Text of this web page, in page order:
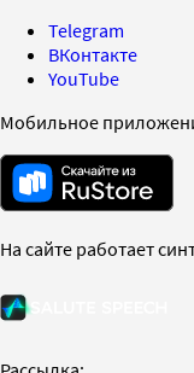
Telegram
ВКонтакте
YouTube
Мобильное
На сайте работает